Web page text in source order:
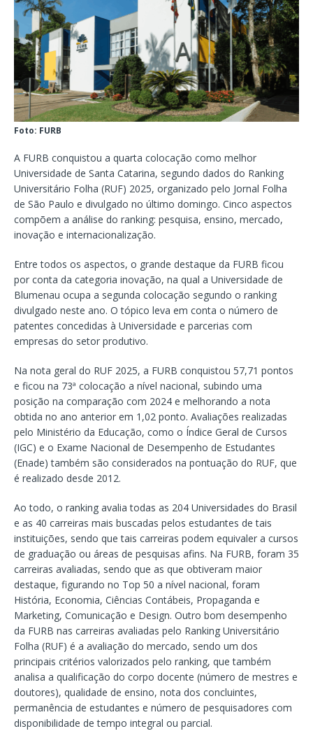
Foto: FURB
A FURB conquistou a quarta colocação como melhor
Universidade de Santa Catarina, segundo dados do Ranking
Universitário Folha (RUF) 2025, organizado pelo Jornal Folha
de São Paulo e divulgado no último domingo. Cinco aspectos
compõem a análise do ranking: pesquisa, ensino, mercado,
inovação e internacionalização.
Entre todos os aspectos, o grande destaque da FURB ficou
por conta da categoria inovação, na qual a Universidade de
Blumenau ocupa a segunda colocação segundo o ranking
divulgado neste ano. O tópico leva em conta o número de
patentes concedidas à Universidade e parcerias com
empresas do setor produtivo.
Na nota geral do RUF 2025, a FURB conquistou 57,71 pontos
e ficou na 73ª colocação a nível nacional, subindo uma
posição na comparação com 2024 e melhorando a nota
obtida no ano anterior em 1,02 ponto. Avaliações realizadas
pelo Ministério da Educação, como o Índice Geral de Cursos
(IGC) e o Exame Nacional de Desempenho de Estudantes
(Enade) também são considerados na pontuação do RUF, que
é realizado desde 2012.
Ao todo, o ranking avalia todas as 204 Universidades do Brasil
e as 40 carreiras mais buscadas pelos estudantes de tais
instituições, sendo que tais carreiras podem equivaler a cursos
de graduação ou áreas de pesquisas afins. Na FURB, foram 35
carreiras avaliadas, sendo que as que obtiveram maior
destaque, figurando no Top 50 a nível nacional, foram
História, Economia, Ciências Contábeis, Propaganda e
Marketing, Comunicação e Design. Outro bom desempenho
da FURB nas carreiras avaliadas pelo Ranking Universitário
Folha (RUF) é a avaliação do mercado, sendo um dos
principais critérios valorizados pelo ranking, que também
analisa a qualificação do corpo docente (número de mestres e
doutores), qualidade de ensino, nota dos concluintes,
permanência de estudantes e número de pesquisadores com
disponibilidade de tempo integral ou parcial.